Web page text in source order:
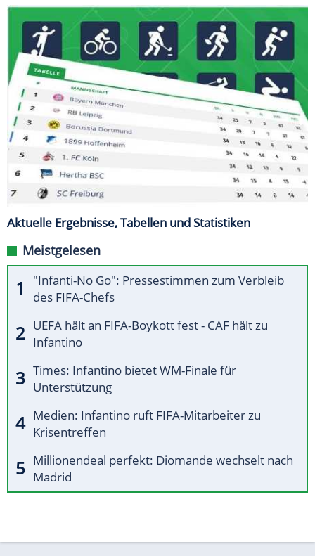
Aktuelle Ergebnisse, Tabellen und Statistiken
Meistgelesen
"Infanti-No Go": Pressestimmen zum Verbleib
des FIFA-Chefs
UEFA hält an FIFA-Boykott fest - CAF hält zu
Infantino
Times: Infantino bietet WM-Finale für
Unterstützung
Medien: Infantino ruft FIFA-Mitarbeiter zu
Krisentreffen
Millionendeal perfekt: Diomande wechselt nach
Madrid